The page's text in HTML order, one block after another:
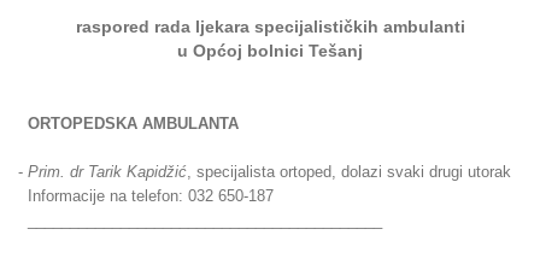
raspored rada ljekara specijalističkih ambulanti
u Općoj bolnici Tešanj
ORTOPEDSKA AMBULANTA
- Prim. dr Tarik Kapidžić, specijalista ortoped, dolazi svaki drugi utorak
Informacije na telefon: 032 650-187